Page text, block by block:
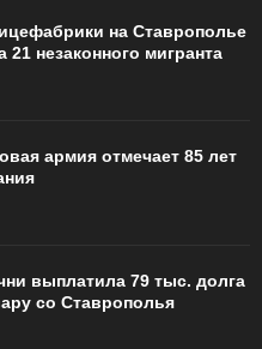
на Ставрополье
незаконного мигранта
армия отмечает 85 лет
выплатила 79 тыс. долга
со Ставрополья